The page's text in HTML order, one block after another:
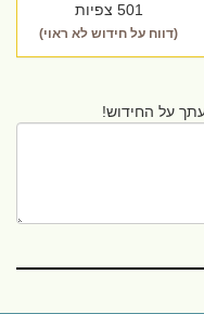
501 צפיות
(דווח על חידוש לא ראוי)
על החידוש!